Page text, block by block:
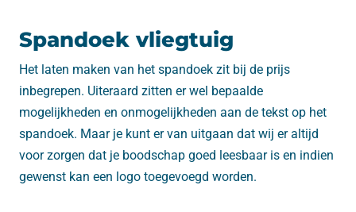
Spandoek vliegtuig
Het laten maken van het spandoek zit bij de prijs
inbegrepen. Uiteraard zitten er wel bepaalde
mogelijkheden en onmogelijkheden aan de tekst op het
spandoek. Maar je kunt er van uitgaan dat wij er altijd
voor zorgen dat je boodschap goed leesbaar is en indien
gewenst kan een logo toegevoegd worden.